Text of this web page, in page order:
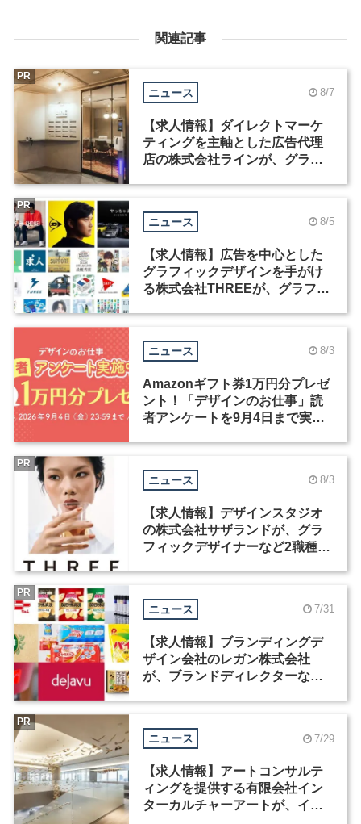
関連記事
ニュース 8/7
【求人情報】ダイレクトマーケ
ティングを主軸とした広告代理
店の株式会社ラインが、グラフ
PR
ニュース 8/5
【求人情報】広告を中心とした
グラフィックデザインを手がけ
る株式会社THREEが、グラフィ
PR
ニュース 8/3
Amazonギフト券1万円分プレゼ
ント！「デザインのお仕事」読
者アンケートを9月4日まで実施
ニュース 8/3
【求人情報】デザインスタジオ
の株式会社サザランドが、グラ
フィックデザイナーなど2職種を
PR
ニュース 7/31
【求人情報】ブランディングデ
ザイン会社のレガン株式会社
が、ブランドディレクターなど3
PR
ニュース 7/29
【求人情報】アートコンサルテ
ィングを提供する有限会社イン
ターカルチャーアートが、イン
PR